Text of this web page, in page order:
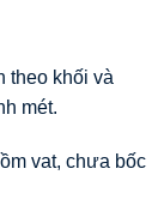
theo khối và
mét.
vat, chưa bốc